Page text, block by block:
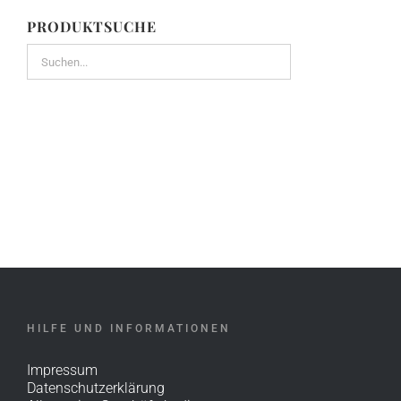
PRODUKTSUCHE
HILFE UND INFORMATIONEN
Impressum
Datenschutzerklärung